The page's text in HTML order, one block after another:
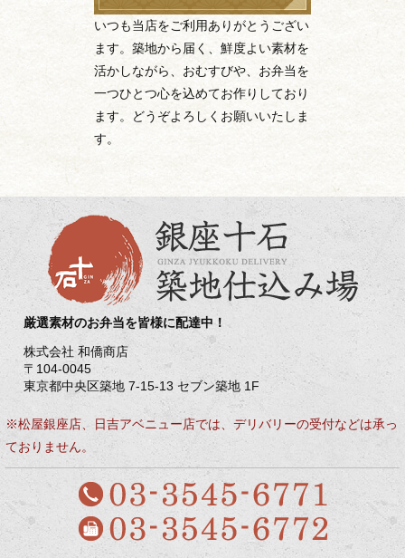
いつも当店をご利用ありがとうござい
ます。築地から届く、鮮度よい素材を
活かしながら、おむすびや、お弁当を
一つひとつ心を込めてお作りしており
ます。どうぞよろしくお願いいたしま
す。
厳選素材のお弁当を皆様に配達中！
株式会社 和僑商店
〒104-0045
東京都中央区築地 7-15-13 セブン築地 1F
※松屋銀座店、日吉アベニュー店では、デリバリーの受付などは承っ
ておりません。